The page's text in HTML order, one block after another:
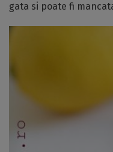
gata si poate fi